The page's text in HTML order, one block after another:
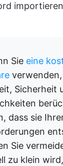
Sie eine
Sicherheit
dass sie
Sie
zu klein